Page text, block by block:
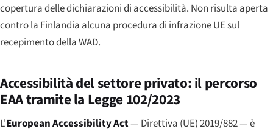
copertura delle dichiarazioni di accessibilità. Non risulta aperta
contro la Finlandia alcuna procedura di infrazione UE sul
recepimento della WAD.
Accessibilità del settore privato: il percorso
EAA tramite la Legge 102/2023
L'European Accessibility Act— Direttiva (UE) 2019/882 — è